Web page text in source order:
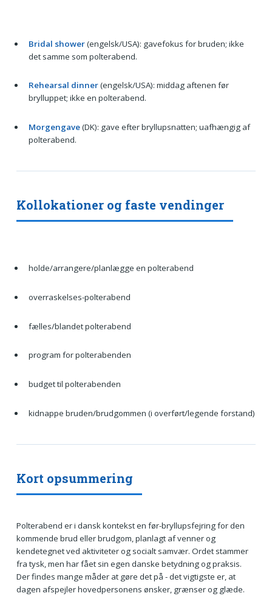
Bridal shower(engelsk/USA): gavefokus for bruden; ikke
det samme som polterabend.
Rehearsal dinner(engelsk/USA): middag aftenen før
brylluppet; ikke en polterabend.
Morgengave(DK): gave efter bryllupsnatten; uafhængig af
polterabend.
Kollokationer og faste vendinger
holde/arrangere/planlægge en polterabend
overraskelses-polterabend
fælles/blandet polterabend
program for polterabenden
budget til polterabenden
kidnappe bruden/brudgommen (i overført/legende forstand)
Kort opsummering
Polterabend er i dansk kontekst en før-bryllupsfejring for den
kommende brud eller brudgom, planlagt af venner og
kendetegnet ved aktiviteter og socialt samvær. Ordet stammer
fra tysk, men har fået sin egen danske betydning og praksis.
Der findes mange måder at gøre det på - det vigtigste er, at
dagen afspejler hovedpersonens ønsker, grænser og glæde.